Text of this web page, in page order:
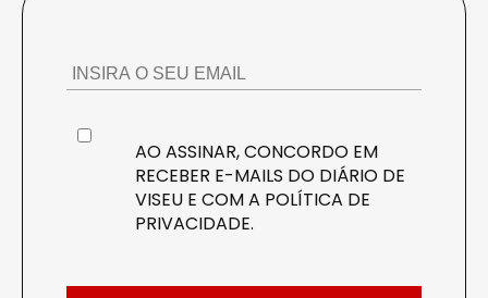
AO ASSINAR, CONCORDO EM
RECEBER E-MAILS DO DIÁRIO DE
VISEU E COM A POLÍTICA DE
PRIVACIDADE.